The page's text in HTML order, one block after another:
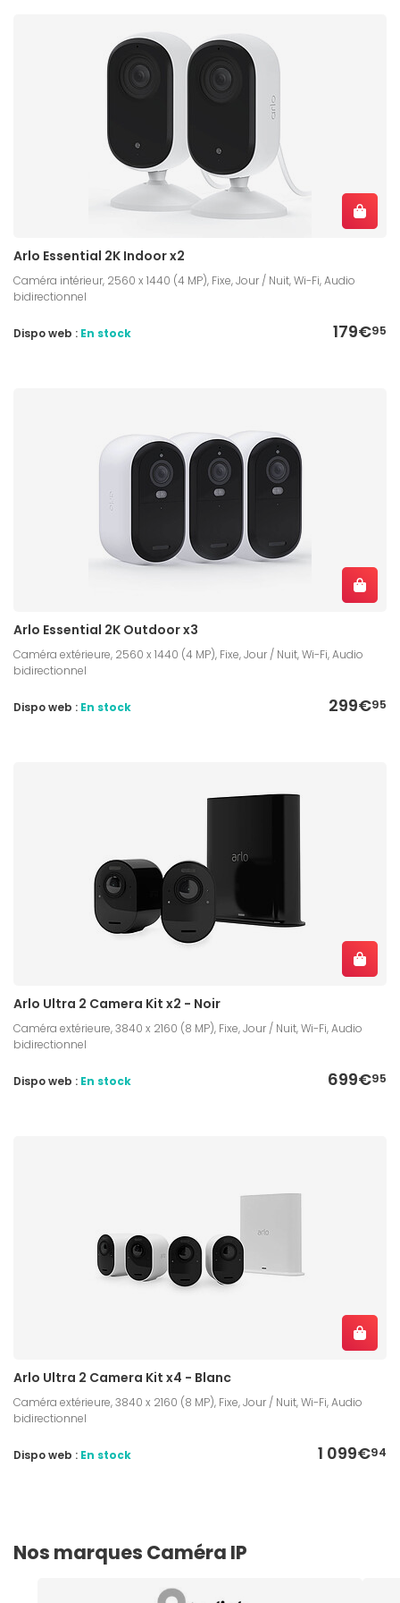
Arlo Essential 2K Indoor x2
Caméra intérieur, 2560 x 1440 (4 MP), Fixe, Jour / Nuit, Wi-Fi, Audio
bidirectionnel
179€95
Dispo web : En stock
Arlo Essential 2K Outdoor x3
Caméra extérieure, 2560 x 1440 (4 MP), Fixe, Jour / Nuit, Wi-Fi, Audio
bidirectionnel
299€95
Dispo web : En stock
Arlo Ultra 2 Camera Kit x2 - Noir
Caméra extérieure, 3840 x 2160 (8 MP), Fixe, Jour / Nuit, Wi-Fi, Audio
bidirectionnel
699€95
Dispo web : En stock
Arlo Ultra 2 Camera Kit x4 - Blanc
Caméra extérieure, 3840 x 2160 (8 MP), Fixe, Jour / Nuit, Wi-Fi, Audio
bidirectionnel
1 099€94
Dispo web : En stock
Nos marques Caméra IP